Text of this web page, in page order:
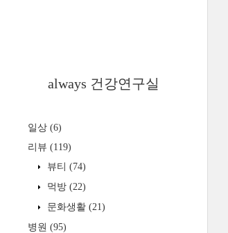
always 건강연구실
일상 (6)
리뷰 (119)
뷰티 (74)
먹방 (22)
문화생활 (21)
병원 (95)